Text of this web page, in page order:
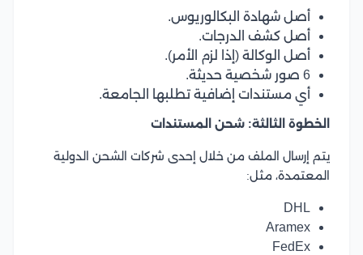
أصل شهادة البكالوريوس.
أصل كشف الدرجات.
أصل الوكالة (إذا لزم الأمر).
6 صور شخصية حديثة.
أي مستندات إضافية تطلبها الجامعة.
الخطوة الثالثة: شحن المستندات
يتم إرسال الملف من خلال إحدى شركات الشحن الدولية
المعتمدة، مثل:
DHL
Aramex
FedEx